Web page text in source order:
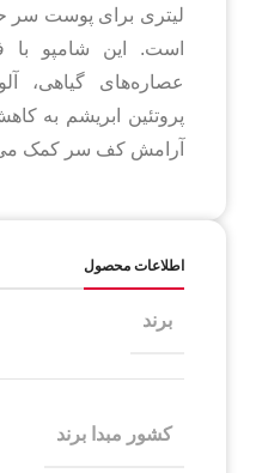
لیتری برای پوست
است. این شامپو با
عصاره‌های گیاهی،
پروتئین ابریشم به
آرامش کف سر کمک
اطلاعات محصول
برند
کشور مبدا برند